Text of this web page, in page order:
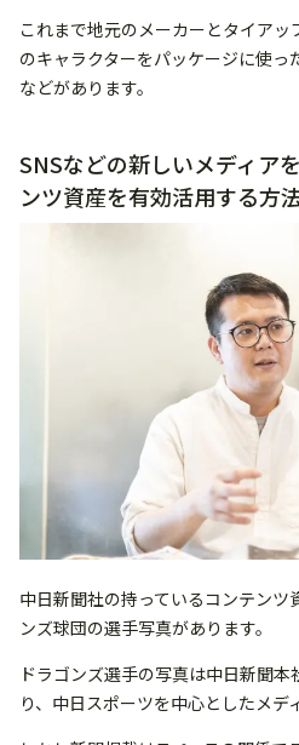
これまで地元のメーカーとタイア
のキャラクターをパッケージに使っ
などがあります。
SNSなどの新しいメディア
ンツ資産を有効活用する方
中日新聞社の持っているコンテンツ
ンズ球団の選手写真があります。
ドラゴンズ選手の写真は中日新聞
り、中日スポーツを中心としたメデ